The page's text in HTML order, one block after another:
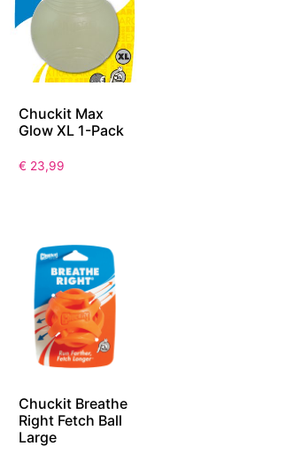
Chuckit Max
Glow XL 1-Pack
€ 23,99
Chuckit Breathe
Right Fetch Ball
Large